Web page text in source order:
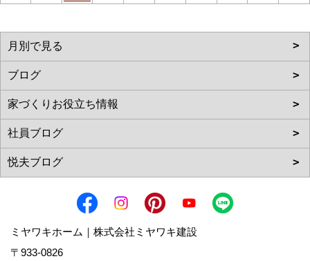
ミヤワキホーム｜株式会社ミヤワキ建設
〒933-0826